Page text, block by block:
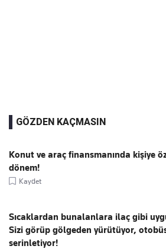
GÖZDEN KAÇMASIN
Konut ve araç finansmanında kişiye
dönem!
Kaydet
Sıcaklardan bunalanlara ilaç gibi
Sizi görüp gölgeden yürütüyor,
serinletiyor!